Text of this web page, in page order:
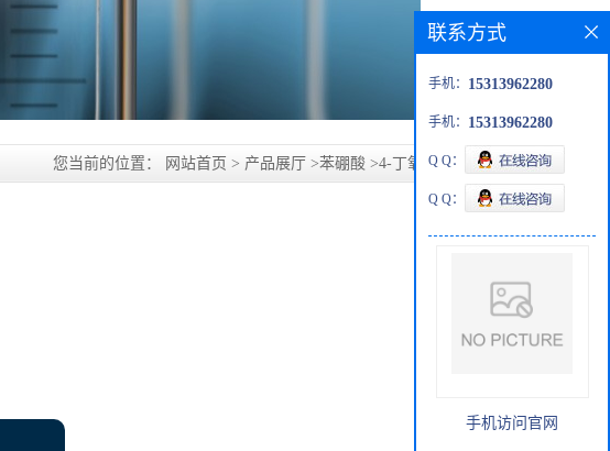
您当前的位置： 网站首页 > 产品展厅 >苯硼酸 >4-丁氧基-3-氯苯硼酸
联系方式
手机： 15313962280
手机： 15313962280
Q Q：
Q Q：
手机访问官网